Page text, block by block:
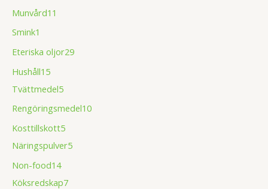
Munvård11
Smink1
Eteriska oljor29
Hushåll15
Tvättmedel5
Rengöringsmedel10
Kosttillskott5
Näringspulver5
Non-food14
Köksredskap7